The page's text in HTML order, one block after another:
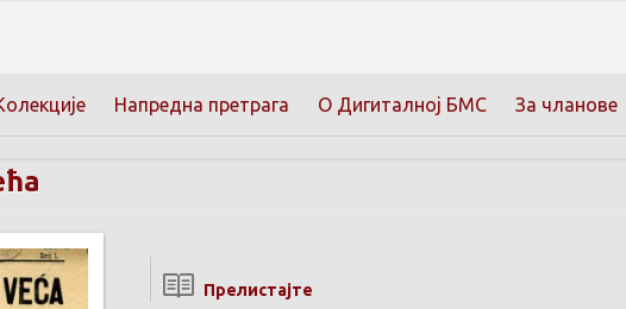
Напредна претрага О Дигиталној БМС За чланове
Прелистајте